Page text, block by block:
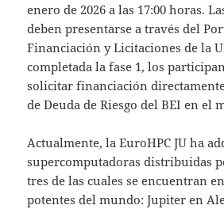
enero de 2026 a las 17:00 horas.
deben presentarse a través del
Financiación y Licitaciones de la
completada la fase 1, los
solicitar financiación
de Deuda de Riesgo del BEI en el
Actualmente, la EuroHPC JU ha
supercomputadoras distribuidas
tres de las cuales se encuentran
potentes del mundo: Jupiter en